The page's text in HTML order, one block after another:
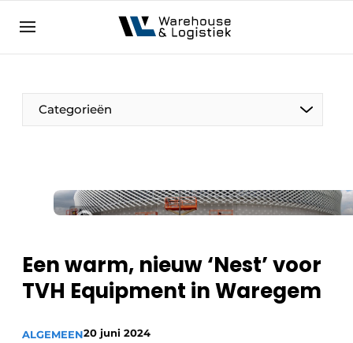
NL EN
Categorieën
Een warm, nieuw ‘Nest’ voor
TVH Equipment in Waregem
ALGEMEEN20 juni 2024